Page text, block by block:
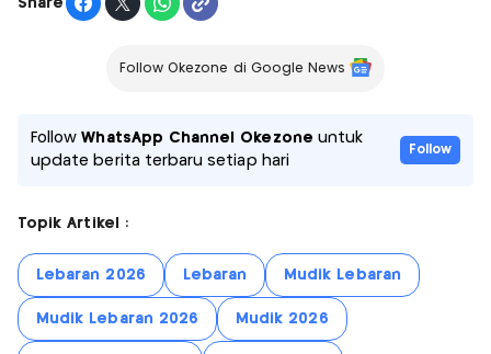
Follow Okezone di Google News
FollowWhatsApp Channel Okezone untuk
update berita terbaru setiap hari
Follow
Topik Artikel :
Lebaran 2026 Lebaran Mudik Lebaran
Mudik Lebaran 2026 Mudik 2026